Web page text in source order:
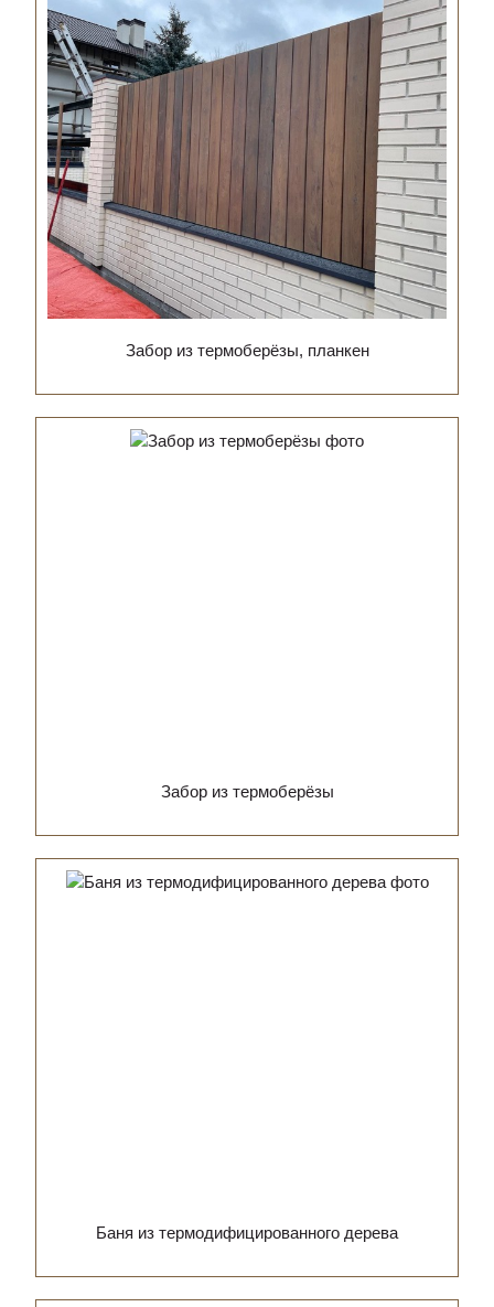
Забор из термоберёзы, планкен
Забор из термоберёзы
Баня из термодифицированного дерева